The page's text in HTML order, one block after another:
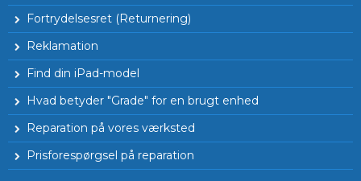
Fortrydelsesret (Returnering)
Reklamation
Find din iPad-model
Hvad betyder "Grade" for en brugt enhed
Reparation på vores værksted
Prisforespørgsel på reparation